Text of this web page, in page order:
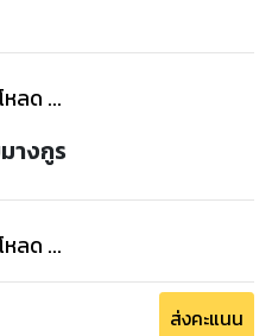
ลด ...
างกูร
ลด ...
ส่งคะแนน